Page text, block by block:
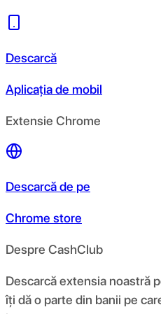
Descarcă
Aplicația de mobil
Extensie Chrome
Descarcă de pe
Chrome store
Despre CashClub
Descarcă extensia noastră
îți dă o parte din banii pe